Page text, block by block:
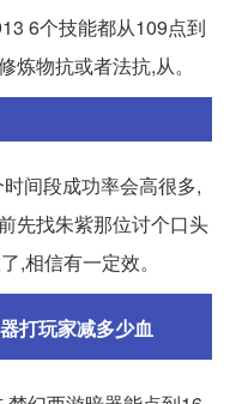
6个技能都从109点到
物抗或者法抗,从。
间段成功率会高很多,
先找朱紫那位讨个口头
,相信有一定效。
打玩家减多少血